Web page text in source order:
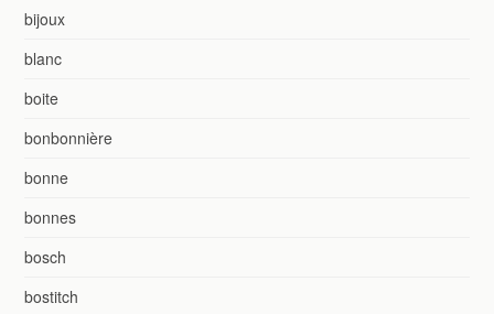
bijoux
blanc
boite
bonbonnière
bonne
bonnes
bosch
bostitch